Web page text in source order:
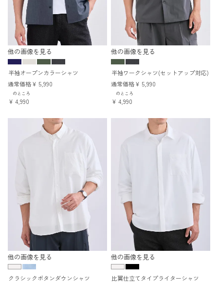
他の画像を見る
半袖オープンカラーシャツ
通常価格¥ 5,990
のところ
¥ 4,990
他の画像を見る
半袖ワークシャツ(セットアップ対応)
通常価格¥ 5,990
のところ
¥ 4,990
他の画像を見る
クラシックボタンダウンシャツ
他の画像を見る
比翼仕立てタイプライターシャツ